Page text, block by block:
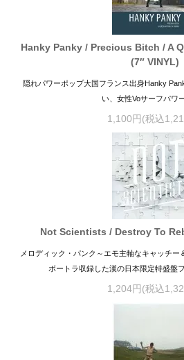
Hanky Panky / Precious Bitch / A
(7″ VINYL)
隠れパワーポップ大国フランス出身Hanky
い、女性Voサーフパワ
1,100円(税込
Not Scientists / Destroy To
メロディック・パンク～エモ主軸なキャッチー
ボートラ収録した漢の日本限定特盛盤
1,204円(税込